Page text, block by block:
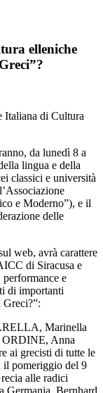
elleniche
Italiana di Cultura
da lunedì 8 a
lingua e della
classici e università
e Moderno”), e il
delle
web, avrà carattere
di Siracusa e
e
di importanti
Greci?”:
Marinella
Anna
ai grecisti di tutte le
il pomeriggio del 9
alle radici
Germania, Bernhard